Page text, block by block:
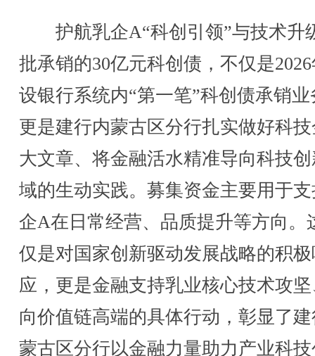
护航乳企A“科创引领”与技术升
批承销的30亿元科创债，不仅是
设银行系统内“第一笔”科创债承销业
更是建行内蒙古区分行扎实做好科
大文章、将金融活水精准导向科技
域的生动实践。募集资金主要用于
企A在日常经营、品质提升等方向。
仅是对国家创新驱动发展战略的积
应，更是金融支持乳业核心技术攻
向价值链高端的具体行动，彰显了
蒙古区分行以金融力量助力产业科